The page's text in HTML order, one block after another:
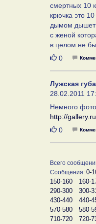
смертных 10
крючка это
дымом дышет
с женой
в целом не
Нравится
0
Лужская губа
28.02.2011
Немного
http://
Нравится
0
Всего
Сообщения: 0-
150-160
160-
290-300
300-
430-440
440-
570-580
580-
710-720
720-